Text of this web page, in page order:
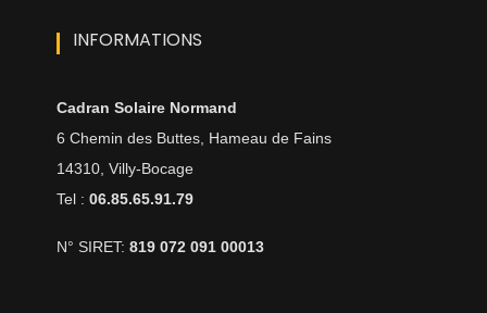
INFORMATIONS
Cadran Solaire Normand
6 Chemin des Buttes, Hameau de Fains
14310, Villy-Bocage
Tel : 06.85.65.91.79
N° SIRET: 819 072 091 00013